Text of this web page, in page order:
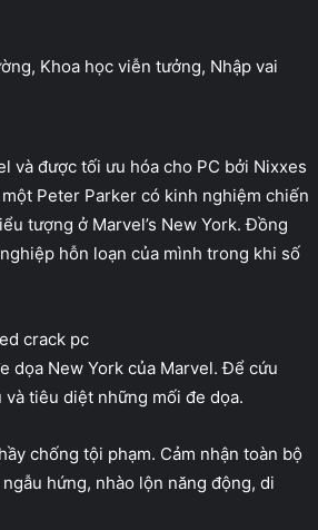
Khoa học viễn tưởng, Nhập vai
và được tối ưu hóa cho PC bởi Nixxes
Peter Parker có kinh nghiệm chiến
tượng ở Marvel’s New York. Đồng
hỗn loạn của mình trong khi số
dọa New York của Marvel. Để cứu
tiêu diệt những mối đe dọa.
chống tội phạm. Cảm nhận toàn bộ
hứng, nhào lộn năng động, di